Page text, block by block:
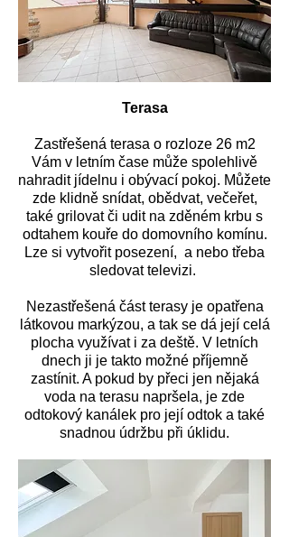
Terasa
Zastřešená terasa o rozloze 26 m2
Vám v letním čase může spolehlivě
nahradit jídelnu i obývací pokoj. Můžete
zde klidně snídat, obědvat, večeřet,
také grilovat či udit na zděném krbu s
odtahem kouře do domovního komínu.
Lze si vytvořit posezení, a nebo třeba
sledovat televizi.
Nezastřešená část terasy je opatřena
látkovou markýzou, a tak se dá její celá
plocha využívat i za deště. V letních
dnech ji je takto možné příjemně
zastínit. A pokud by přeci jen nějaká
voda na terasu napršela, je zde
odtokový kanálek pro její odtok a také
snadnou údržbu při úklidu.